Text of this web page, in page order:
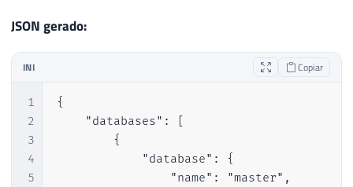
JSON gerado:
INI Copiar
1
2
3
4
5
{
    "databases": [
        {
            "database": {
                "name": "master",